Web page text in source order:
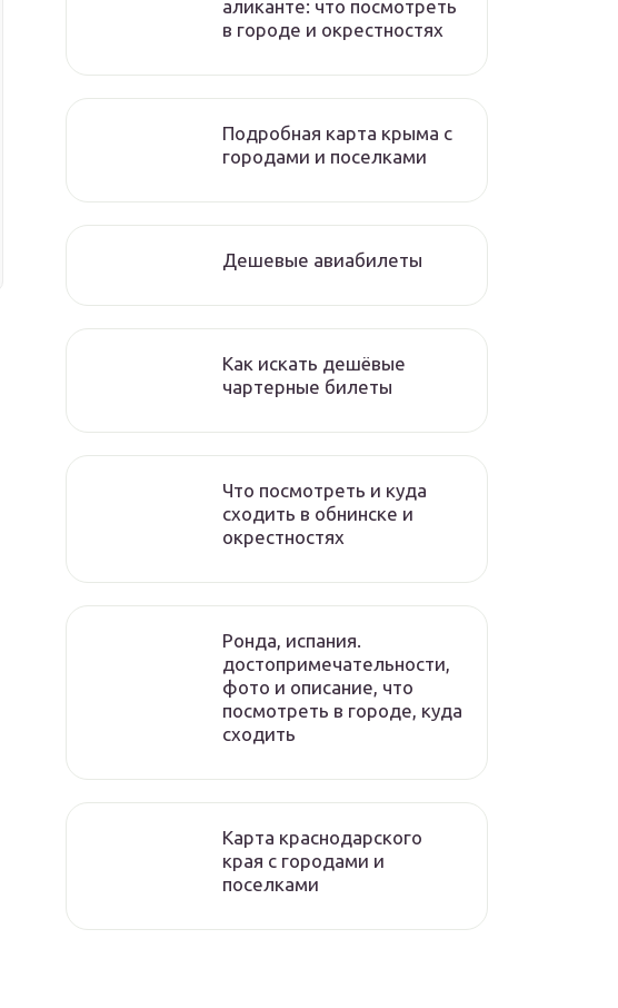
аликанте: что посмотреть
в городе и окрестностях
Подробная карта крыма с
городами и поселками
Дешевые авиабилеты
Как искать дешёвые
чартерные билеты
Что посмотреть и куда
сходить в обнинске и
окрестностях
Ронда, испания.
достопримечательности,
фото и описание, что
посмотреть в городе, куда
сходить
Карта краснодарского
края с городами и
поселками